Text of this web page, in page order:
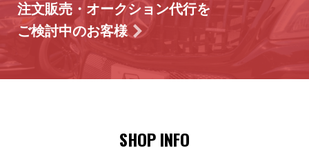
注文販売・オークション代行を
ご検討中のお客様
SHOP INFO